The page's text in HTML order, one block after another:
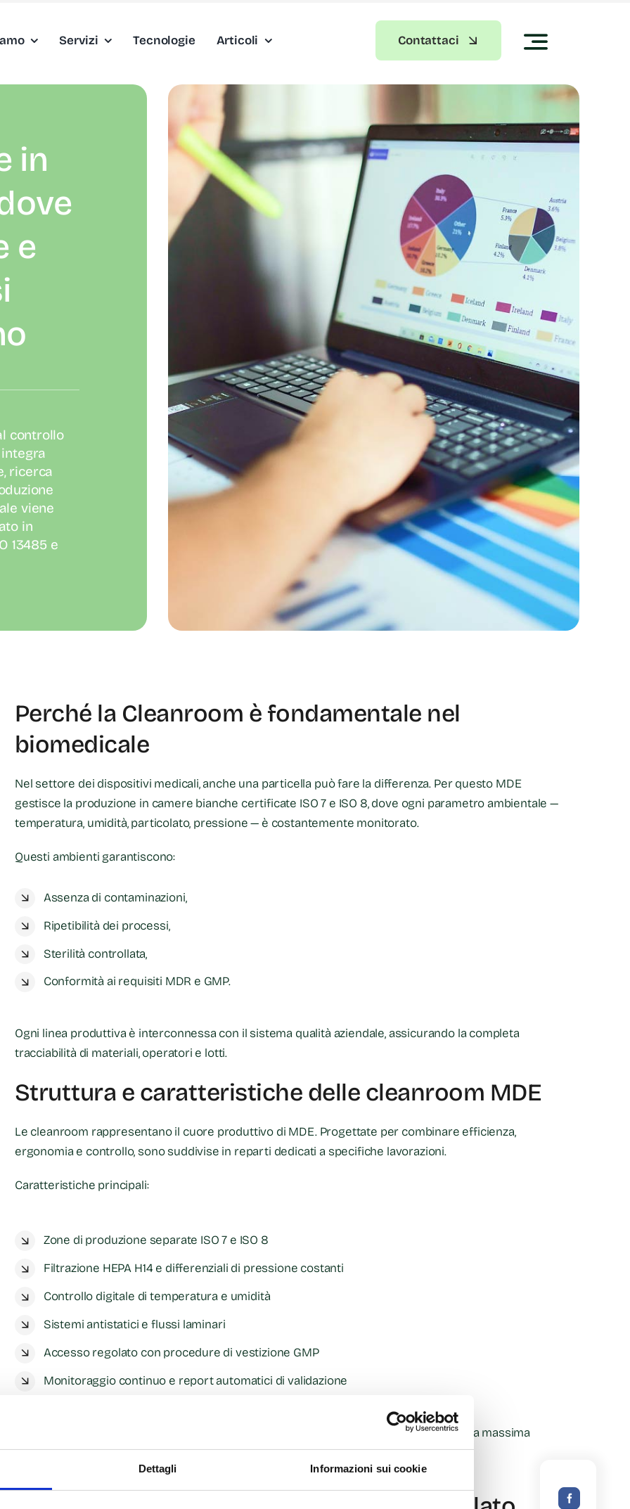
Dettagli Informazioni sui cookie
Servizi Tecnologie Articoli Contattaci
in
e
controllo
ricerca
viene
in
13485 e
Perché la Cleanroom è fondamentale nel
biomedicale
Nel settore dei dispositivi medicali, anche una particella può fare la differenza. Per questo MDE
gestisce la produzione in camere bianche certificate ISO 7 e ISO 8, dove ogni parametro ambientale —
temperatura, umidità, particolato, pressione — è costantemente monitorato.
Questi ambienti garantiscono:
Assenza di contaminazioni,
Ripetibilità dei processi,
Sterilità controllata,
Conformità ai requisiti MDR e GMP.
Ogni linea produttiva è interconnessa con il sistema qualità aziendale, assicurando la completa
tracciabilità di materiali, operatori e lotti.
Struttura e caratteristiche delle cleanroom MDE
Le cleanroom rappresentano il cuore produttivo di MDE. Progettate per combinare efficienza,
ergonomia e controllo, sono suddivise in reparti dedicati a specifiche lavorazioni.
Caratteristiche principali:
Zone di produzione separate ISO 7 e ISO 8
Filtrazione HEPA H14 e differenziali di pressione costanti
Controllo digitale di temperatura e umidità
Sistemi antistatici e flussi laminari
Accesso regolato con procedure di vestizione GMP
Monitoraggio continuo e report automatici di validazione
Tutti i parametri sono registrati e archiviati nel sistema qualità ISO 13485, garantendo la massima
affidabilità documentale.